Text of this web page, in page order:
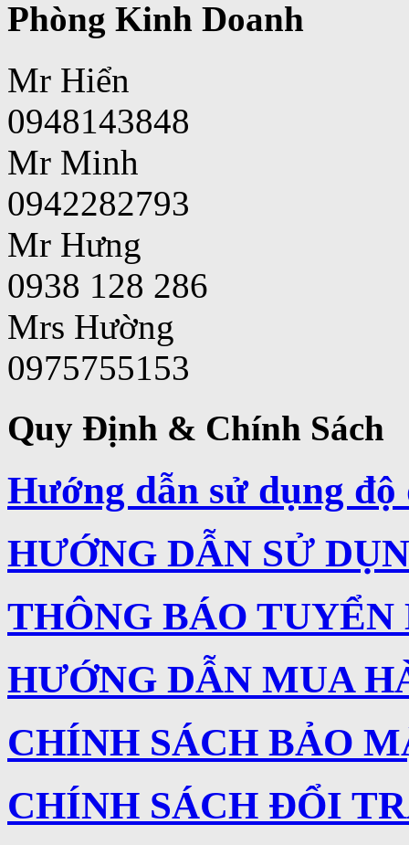
Phòng Kinh Doanh
Mr Hiển
0948143848
Mr Minh
0942282793
Mr Hưng
0938 128 286
Mrs Hường
0975755153
Quy Định & Chính Sách
Hướng dẫn sử dụng
HƯỚNG DẪN SỬ
THÔNG BÁO TUYỂN
HƯỚNG DẪN MUA
CHÍNH SÁCH BẢO
CHÍNH SÁCH ĐỔI